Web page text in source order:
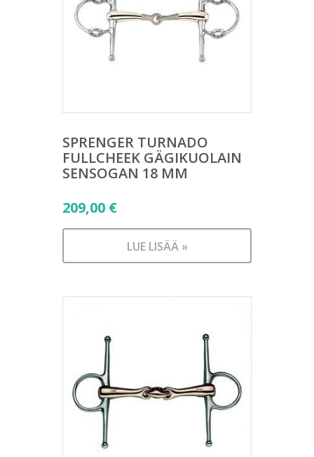
SPRENGER TURNADO
FULLCHEEK GÄGIKUOLAIN
SENSOGAN 18 MM
209,00 €
LUE LISÄÄ »